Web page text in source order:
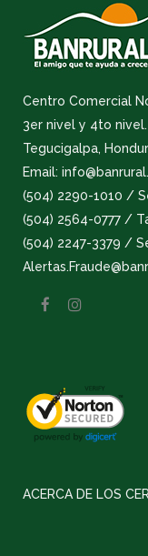
Centro Comercial
3er nivel y 4to nivel.
Tegucigalpa,
Email:
(504) 2290-1010 /
(504) 2564-0777 /
(504) 2247-3379 /
ACERCA DE LOS